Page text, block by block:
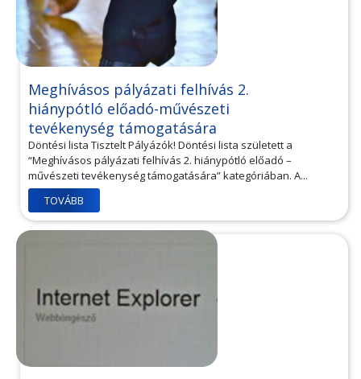
Meghívásos pályázati felhívás 2.
hiánypótló előadó-művészeti
tevékenység támogatására
Döntési lista Tisztelt Pályázók! Döntési lista született a
“Meghívásos pályázati felhívás 2. hiánypótló előadó –
művészeti tevékenység támogatására” kategóriában. A...
TOVÁBB